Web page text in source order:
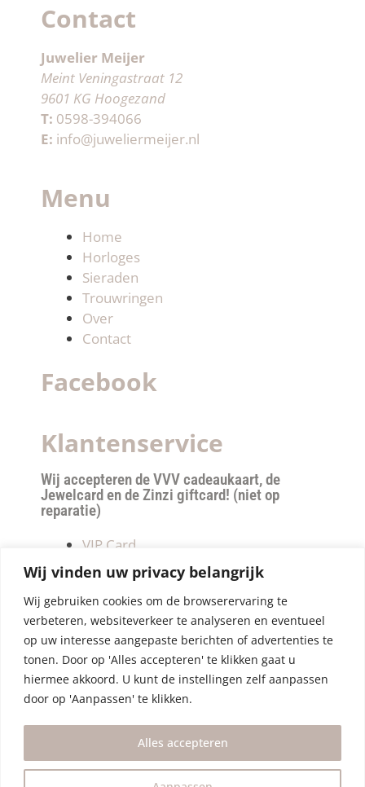
Wij vinden uw privacy belangrijk
Wij gebruiken cookies om de browserervaring te
verbeteren, websiteverkeer te analyseren en eventueel
op uw interesse aangepaste berichten of advertenties te
tonen. Door op 'Alles accepteren' te klikken gaat u
hiermee akkoord. U kunt de instellingen zelf aanpassen
door op 'Aanpassen' te klikken.
Alles accepteren
Contact
Juwelier Meijer
Meint Veningastraat 12
9601 KG Hoogezand
T: 0598-394066
E: info@juweliermeijer.nl
Menu
Home
Horloges
Sieraden
Trouwringen
Over
Contact
Facebook
Klantenservice
Wij accepteren de VVV cadeaukaart, de
Jewelcard en de Zinzi giftcard! (niet op
reparatie)
VIP Card
Retourneren
Betalen & verzendkosten
Privacy Policy
Algemene Voorwaarden